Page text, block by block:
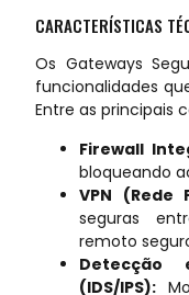
CARACTERÍSTICAS
Os Gateways
funcionalidades
Entre as principais
Firewall
bloqueando
VPN (Rede
seguras
remoto
Detecção
(IDS/IPS):